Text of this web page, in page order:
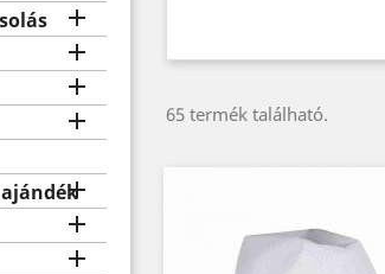







65 termék található.